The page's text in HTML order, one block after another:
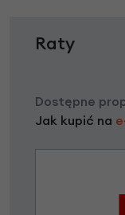
Raty
Dostępne
Jak kupić na